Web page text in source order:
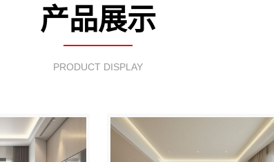
产品展示
PRODUCT DISPLAY